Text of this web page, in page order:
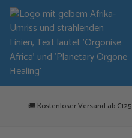
Zum
Inhalt
springen
🚚 Kostenloser Versand ab €125